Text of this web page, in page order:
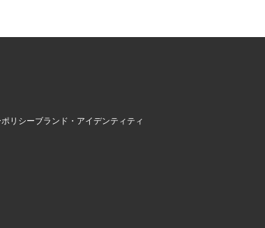
リシーブランド・アイデンティティ